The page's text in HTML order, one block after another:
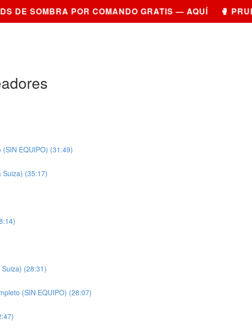
SOMBRA POR COMANDO GRATIS — AQUÍ 🥊
EQUIPO) (31:49)
Suiza) (35:17)
(28:31)
(SIN EQUIPO) (28:07)